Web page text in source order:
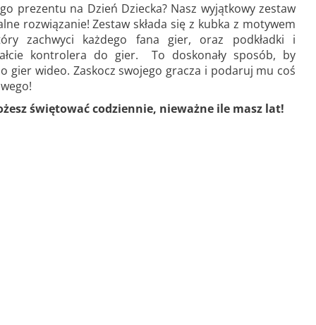
prezentu na Dzień Dziecka? Nasz wyjątkowy zestaw
rozwiązanie! Zestaw składa się z kubka z motywem
zachwyci każdego fana gier, oraz podkładki i
kontrolera do gier. To doskonały sposób, by
gier wideo. Zaskocz swojego gracza i podaruj mu coś
świętować codziennie, nieważne ile masz lat!